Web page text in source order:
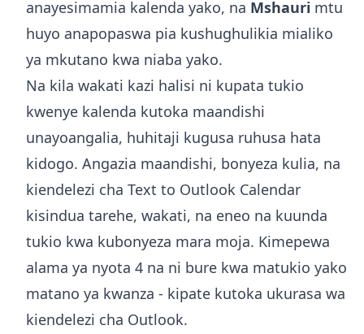
anayesimamia kalenda yako, na Mshauri mtu
huyo anapopaswa pia kushughulikia mialiko
ya mkutano kwa niaba yako.
Na kila wakati kazi halisi ni kupata tukio
kwenye kalenda kutoka maandishi
unayoangalia, huhitaji kugusa ruhusa hata
kidogo. Angazia maandishi, bonyeza kulia, na
kiendelezi cha Text to Outlook Calendar
kisindua tarehe, wakati, na eneo na kuunda
tukio kwa kubonyeza mara moja. Kimepewa
alama ya nyota 4 na ni bure kwa matukio yako
matano ya kwanza - kipate kutoka ukurasa wa
kiendelezi cha Outlook.